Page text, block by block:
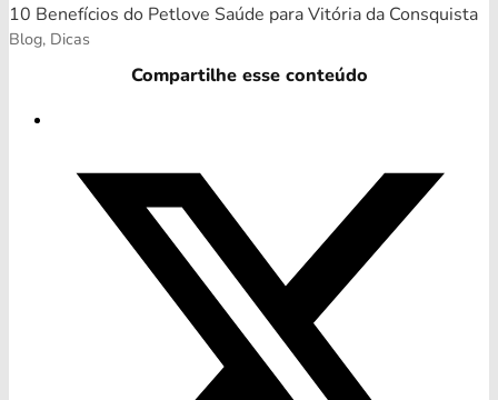
10 Benefícios do Petlove Saúde para Vitória da Consquista
Blog, Dicas
Compartilhe esse conteúdo